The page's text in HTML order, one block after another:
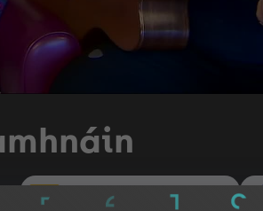
Roinn le Google Classroom